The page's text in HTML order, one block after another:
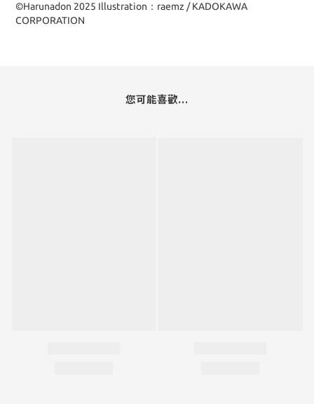
©Harunadon 2025 Illustration：raemz / KADOKAWA
CORPORATION
您可能喜歡...